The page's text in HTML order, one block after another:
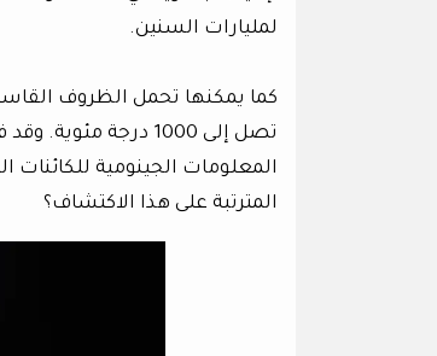
لمليارات السنين.
كما يمكنها تحمل الظروف
تصل إلى 1000 درجة
المعلومات الجينومية للكائنات
المترتبة على هذا الاكتشاف؟